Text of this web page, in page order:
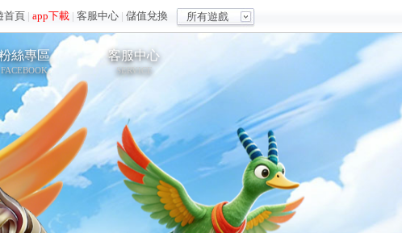
所有遊戲
首頁 | app下載 | 客服中心 | 儲值兌換
絲專區
FACEBOOK
客服中心
SERVICE